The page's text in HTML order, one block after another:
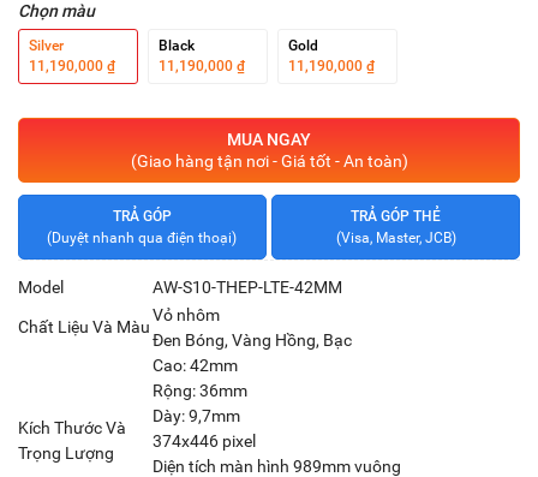
Chọn màu
Silver
11,190,000 ₫
Black
11,190,000 ₫
Gold
11,190,000 ₫
MUA NGAY
(Giao hàng tận nơi - Giá tốt - An toàn)
TRẢ GÓP
(Duyệt nhanh qua điện thoại)
TRẢ GÓP THẺ
(Visa, Master, JCB)
Model AW-S10-THEP-LTE-42MM
Chất Liệu Và Màu
Vỏ nhôm
Đen Bóng, Vàng Hồng, Bạc
Kích Thước Và
Trọng Lượng
Cao: 42mm
Rộng: 36mm
Dày: 9,7mm
374x446 pixel
Diện tích màn hình 989mm vuông